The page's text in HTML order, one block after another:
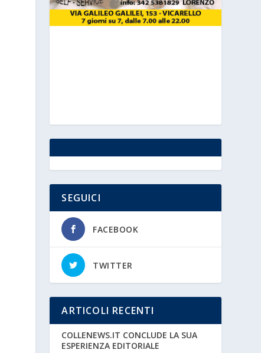
SEGUICI
FACEBOOK
TWITTER
ARTICOLI RECENTI
COLLENEWS.IT CONCLUDE LA SUA
ESPERIENZA EDITORIALE